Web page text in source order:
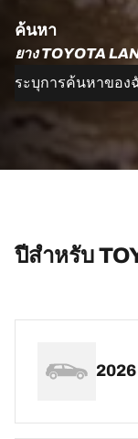
ค้นหา
ยาง TOYOTA
ระบุการค้นหาของ
ปีสำหรับ
2026